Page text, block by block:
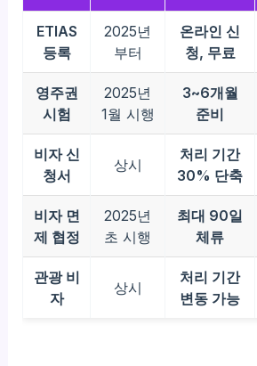
ETIAS
등록
2025년
부터
온라인 신
청, 무료
영주권
시험
2025년
1월 시행
3~6개월
준비
비자 신
청서
상시
처리 기간
30% 단축
비자 면
제 협정
2025년
초 시행
최대 90일
체류
관광 비
자
상시
처리 기간
변동 가능